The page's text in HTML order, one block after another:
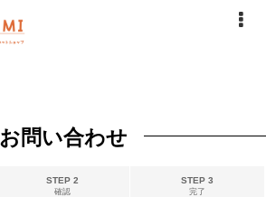
お問い合わせ
STEP 2
確認
STEP 3
完了